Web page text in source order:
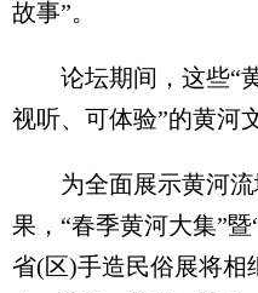
故事”。
论坛期间，这些“黄
视听、可体验”的黄
为全面展示黄河流
果，“春季黄河大集”
省(区)手造民俗展将相